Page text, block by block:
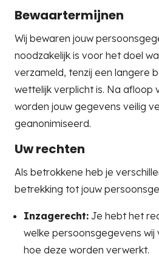
Bewaartermijnen
Wij bewaren jouw
noodzakelijk is voor het doel
verzameld, tenzij een langere
wettelijk verplicht is. Na afloop
worden jouw gegevens veilig
geanonimiseerd.
Uw rechten
Als betrokkene heb je
betrekking tot jouw
Inzagerecht: Je hebt het
welke persoonsgegevens wij
hoe deze worden verwerkt.